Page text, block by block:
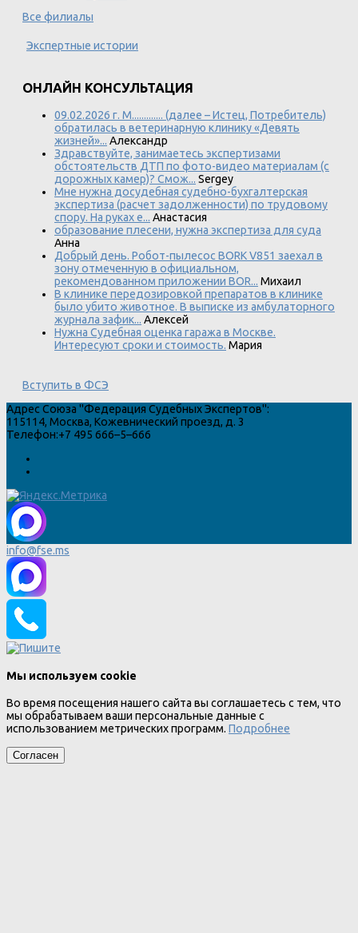
Все филиалы
Экспертные истории
ОНЛАЙН КОНСУЛЬТАЦИЯ
09.02.2026 г. М............. (далее – Истец, Потребитель)
обратилась в ветеринарную клинику «Девять
жизней»... Александр
Здравствуйте, занимаетесь экспертизами
обстоятельств ДТП по фото-видео материалам (с
дорожных камер)? Смож... Sergey
Мне нужна досудебная судебно-бухгалтерская
экспертиза (расчет задолженности) по трудовому
спору. На руках е... Анастасия
образование плесени, нужна экспертиза для суда
Анна
Добрый день. Робот-пылесос BORK V851 заехал в
зону отмеченную в официальном,
рекомендованном приложении BOR... Михаил
В клинике передозировкой препаратов в клинике
было убито животное. В выписке из амбулаторного
журнала зафик... Алексей
Нужна Судебная оценка гаража в Москве.
Интересуют сроки и стоимость. Мария
Вступить в ФСЭ
Адрес Союза "Федерация Судебных Экспертов":
115114, Москва, Кожевнический проезд, д. 3
Телефон:+7 495 666–5–666
info@fse.ms
Мы используем cookie
Во время посещения нашего сайта вы соглашаетесь с тем, что
мы обрабатываем ваши персональные данные с
использованием метрических программ. Подробнее
Согласен